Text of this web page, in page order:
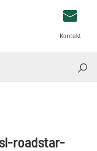
Kontakt
roadstar-